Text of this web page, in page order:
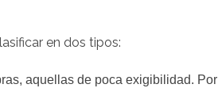
en dos tipos:
aquellas de poca exigibilidad. Por